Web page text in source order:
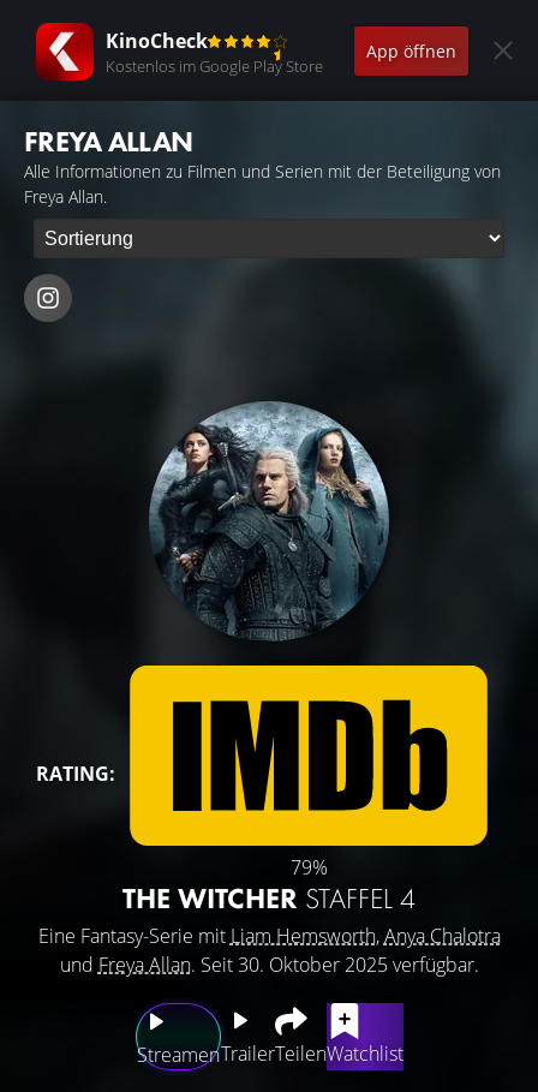
KinoCheck
Kostenlos im Google Play Store
App öffnen
FREYA ALLAN
Alle Informationen zu Filmen und Serien mit der Beteiligung von
Freya Allan.
RATING:
79%
THE WITCHER STAFFEL 4
Eine Fantasy-Serie mit Liam Hemsworth,Anya Chalotra
und Freya Allan. Seit 30. Oktober 2025 verfügbar.
StreamenTrailerTeilenWatchlist